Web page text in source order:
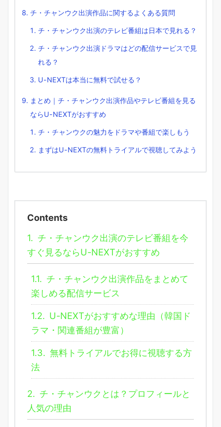
チ・チャンウク出演作品に関するよくある質問
チ・チャンウク出演のテレビ番組は日本で見れる？
チ・チャンウク出演ドラマはどの配信サービスで見
れる？
U-NEXTは本当に無料で試せる？
まとめ｜チ・チャンウク出演作品やテレビ番組を見る
ならU-NEXTがおすすめ
チ・チャンウクの魅力をドラマや番組で楽しもう
まずはU-NEXTの無料トライアルで視聴してみよう
Contents
1. チ・チャンウク出演のテレビ番組を今
すぐ見るならU-NEXTがおすすめ
1.1. チ・チャンウク出演作品をまとめて
楽しめる配信サービス
1.2. U-NEXTがおすすめな理由（韓国ド
ラマ・関連番組が豊富）
1.3. 無料トライアルでお得に視聴する方
法
2. チ・チャンウクとは？プロフィールと
人気の理由